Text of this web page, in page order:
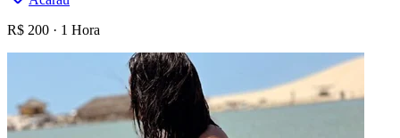
R$ 200 · 1 Hora